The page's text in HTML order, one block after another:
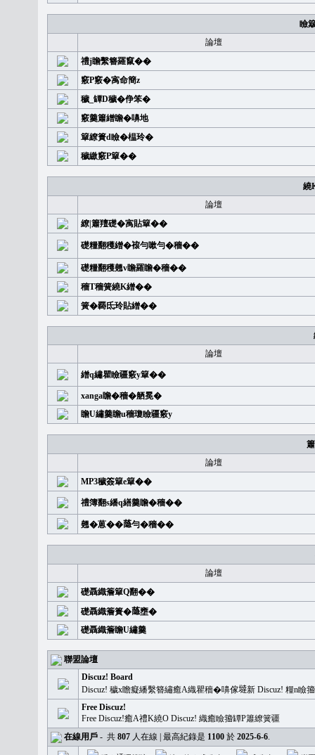
瞼
論壇
禮j瞻繫簪羅竄��
竅P竅�㝢命簡z
穢_罈D穢�鿇笨�
竅羹簫繒瞻�嚊地
簞繚簣d瞼�榅玲�
穢繳竅P簞��
繞
論壇
繚|簫羶礎�㝢貼簞��
礎糧翻穫繒�䙛勻嗽勻�穡��
礎糧翻穫翹v瞻羅瞻�穡��
穡T穡簧繞K繒��
簧�覉氐玲貼繒��
論壇
繒q繡瞿瞼疆竅y簞��
xanga瞻�穡�舾冕�
瞻U繡羹瞻u穡瓊瞼疆竅y
論壇
MP3穢簽簞e簞��
禮簿翻s繙q繕羹瞻�穡��
翹�蒽��𦻕勻�穡��
論壇
礎聶織簷簞Q翻��
礎聶織簷簣�𦻕壅�
礎聶織簷瞻U繡羹
聯盟論壇
Discuz! Board
Discuz! 穢x瞻癡繙繫簪繡癒A織瞿穡�嚊傢𡐿新 Discuz! 糧n
Free Discuz!
Free Discuz!癒A禮K繞O Discuz! 織癒瞼籀罈P簫繚簧疆
在線用戶 - 共 807 人在線 | 最高紀錄是 1100 於 2025-6-6.